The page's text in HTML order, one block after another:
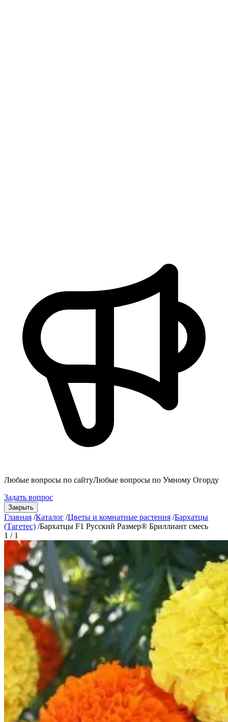
Любые вопросы по сайтуЛюбые вопросы по Умному Огорду
Задать вопрос
Закрыть
Главная /Каталог /Цветы и комнатные растения /Бархатцы
(Тагетес) /Бархатцы F1 Русский Размер® Бриллиант смесь
1 / 1